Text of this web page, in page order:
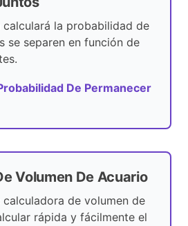
calculará la probabilidad de
se separen en función de
De Permanecer
Volumen De Acuario
de volumen de
rápida y fácilmente el